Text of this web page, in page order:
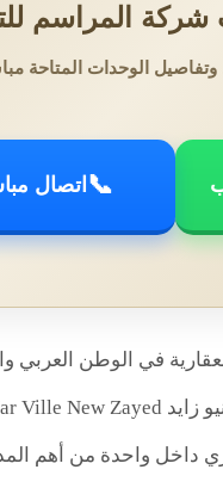
المراسم
الوحدات المتاحة
📞 اتصال
في الوطن العربي
داخل واحدة من أهم